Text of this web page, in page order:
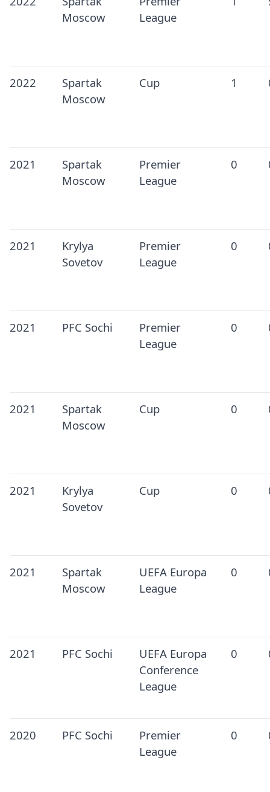
Moscow
League
2022
Spartak
Moscow
Cup 1
2021
Spartak
Moscow
Premier
League
0
2021
Krylya
Sovetov
Premier
League
0
2021 PFC Sochi
Premier
League
0
2021
Spartak
Moscow
Cup 0
2021
Krylya
Sovetov
Cup 0
2021
Spartak
Moscow
UEFA Europa
League
0
2021 PFC Sochi
UEFA Europa
Conference
League
0
2020 PFC Sochi
Premier
League
0